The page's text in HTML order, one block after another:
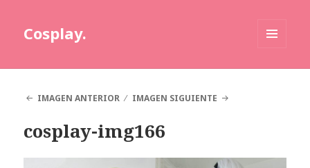
Cosplay.
IMAGEN ANTERIOR
IMAGEN SIGUIENTE
cosplay-img166